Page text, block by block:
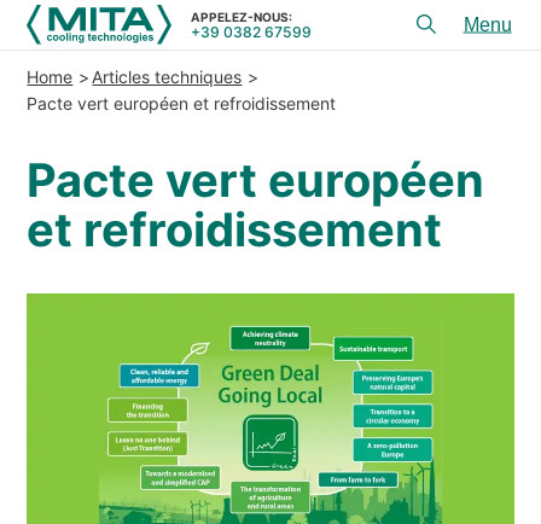
REFERENCES
APPELEZ-NOUS:
+39 0382 67599
menu
PRODUITS
CONSEIL ET SERVICES
SERVICE
RESSOURCES
+39 0382 67599
Home
Articles techniques
Pacte vert européen et refroidissement
Pacte vert européen
et refroidissement